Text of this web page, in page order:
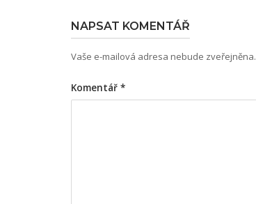
NAPSAT KOMENTÁŘ
Vaše e-mailová adresa nebude zveřejněna.
Komentář *